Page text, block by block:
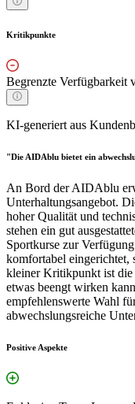
Kritikpunkte
Begrenzte Verfügbarkeit
KI-generiert aus
"Die AIDAblu bietet ein
An Bord der AIDAblu
Unterhaltungsangebot.
hoher Qualität und
stehen ein gut
Sportkurse zur
komfortabel eingerichtet,
kleiner Kritikpunkt ist die
etwas beengt wirken
empfehlenswerte Wahl
abwechslungsreiche
Positive Aspekte